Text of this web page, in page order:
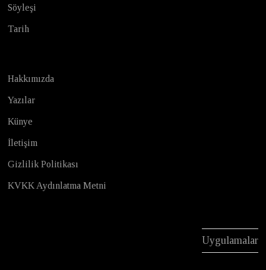
Söyleşi
Tarih
Hakkımızda
Yazılar
Künye
İletişim
Gizlilik Politikası
KVKK Aydınlatma Metni
Uygulamalar